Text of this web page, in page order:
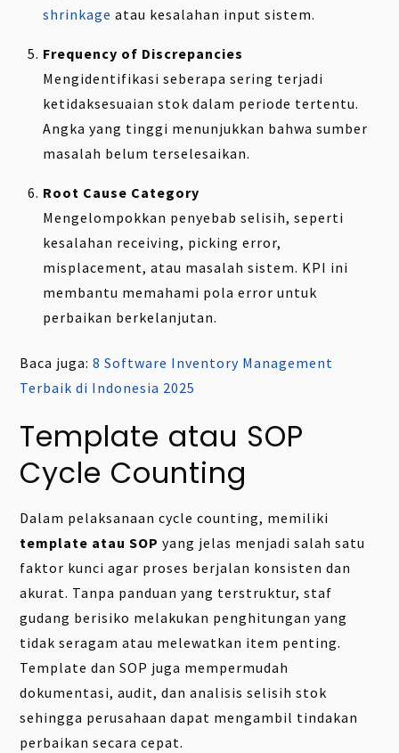
shrinkage atau kesalahan input sistem.
Frequency of Discrepancies
Mengidentifikasi seberapa sering terjadi
ketidaksesuaian stok dalam periode tertentu.
Angka yang tinggi menunjukkan bahwa sumber
masalah belum terselesaikan.
Root Cause Category
Mengelompokkan penyebab selisih, seperti
kesalahan receiving, picking error,
misplacement, atau masalah sistem. KPI ini
membantu memahami pola error untuk
perbaikan berkelanjutan.
Baca juga:8 Software Inventory Management
Terbaik di Indonesia 2025
Template atau SOP
Cycle Counting
Dalam pelaksanaan cycle counting, memiliki
template atau SOP yang jelas menjadi salah satu
faktor kunci agar proses berjalan konsisten dan
akurat. Tanpa panduan yang terstruktur, staf
gudang berisiko melakukan penghitungan yang
tidak seragam atau melewatkan item penting.
Template dan SOP juga mempermudah
dokumentasi, audit, dan analisis selisih stok
sehingga perusahaan dapat mengambil tindakan
perbaikan secara cepat.